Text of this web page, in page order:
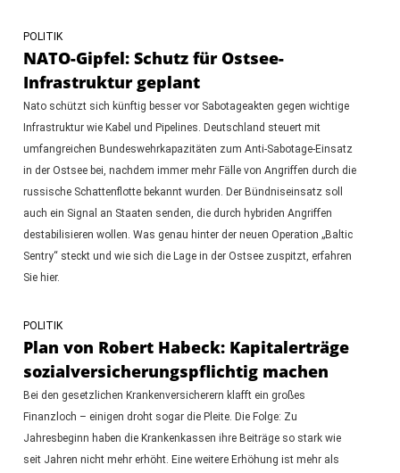
POLITIK
NATO-Gipfel: Schutz für Ostsee-
Infrastruktur geplant
Nato schützt sich künftig besser vor Sabotageakten gegen wichtige
Infrastruktur wie Kabel und Pipelines. Deutschland steuert mit
umfangreichen Bundeswehrkapazitäten zum Anti-Sabotage-Einsatz
in der Ostsee bei, nachdem immer mehr Fälle von Angriffen durch die
russische Schattenflotte bekannt wurden. Der Bündniseinsatz soll
auch ein Signal an Staaten senden, die durch hybriden Angriffen
destabilisieren wollen. Was genau hinter der neuen Operation „Baltic
Sentry“ steckt und wie sich die Lage in der Ostsee zuspitzt, erfahren
Sie hier.
POLITIK
Plan von Robert Habeck: Kapitalerträge
sozialversicherungspflichtig machen
Bei den gesetzlichen Krankenversicherern klafft ein großes
Finanzloch – einigen droht sogar die Pleite. Die Folge: Zu
Jahresbeginn haben die Krankenkassen ihre Beiträge so stark wie
seit Jahren nicht mehr erhöht. Eine weitere Erhöhung ist mehr als